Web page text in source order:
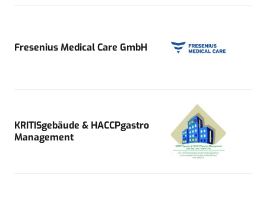
Fresenius Medical Care GmbH
KRITISgebäude & HACCPgastro
Management